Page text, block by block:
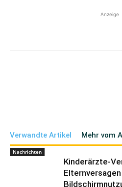
Anzeige
Verwandte Artikel Mehr vom
Nachrichten
Kinderärzte-